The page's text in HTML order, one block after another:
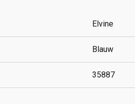
Elvine
Blauw
35887